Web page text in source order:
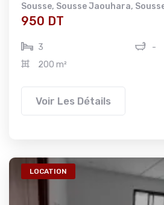
Sousse, Sousse Jaouhara,
950 DT
3
-
200 m²
Voir Les Détails
LOCATION